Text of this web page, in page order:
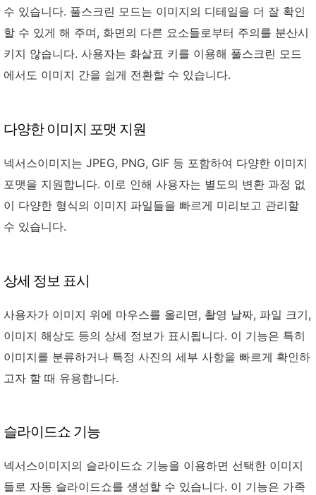
수 있습니다. 풀스크린 모드는 이미지의 디테일을 더 잘 확인
할 수 있게 해 주며, 화면의 다른 요소들로부터 주의를 분산시
키지 않습니다. 사용자는 화살표 키를 이용해 풀스크린 모드
에서도 이미지 간을 쉽게 전환할 수 있습니다.
다양한 이미지 포맷 지원
넥서스이미지는 JPEG, PNG, GIF 등 포함하여 다양한 이미지
포맷을 지원합니다. 이로 인해 사용자는 별도의 변환 과정 없
이 다양한 형식의 이미지 파일들을 빠르게 미리보고 관리할
수 있습니다.
상세 정보 표시
사용자가 이미지 위에 마우스를 올리면, 촬영 날짜, 파일 크기,
이미지 해상도 등의 상세 정보가 표시됩니다. 이 기능은 특히
이미지를 분류하거나 특정 사진의 세부 사항을 빠르게 확인하
고자 할 때 유용합니다.
슬라이드쇼 기능
넥서스이미지의 슬라이드쇼 기능을 이용하면 선택한 이미지
들로 자동 슬라이드쇼를 생성할 수 있습니다. 이 기능은 가족